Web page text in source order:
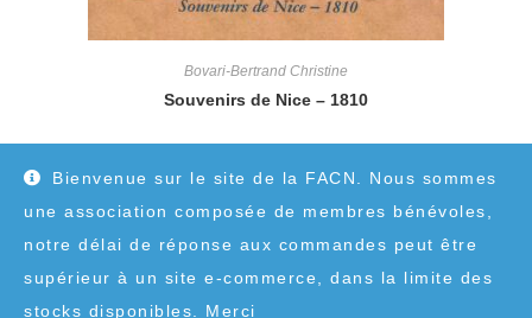
Bienvenue sur le site de la FACN. Nous sommes
une association composée de membres bénévoles,
notre délai de réponse aux commandes peut être
supérieur à un site e-commerce, dans la limite des
stocks disponibles. Merci
Bovari-Bertrand Christine
Souvenirs de Nice – 1810